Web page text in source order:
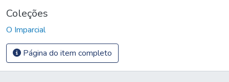
Coleções
O Imparcial
Página do item completo